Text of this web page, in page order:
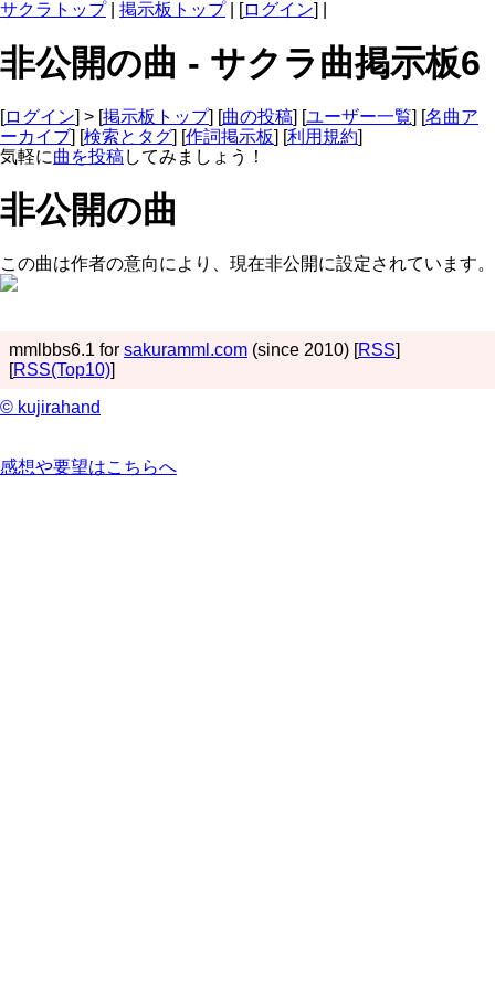
サクラトップ| 掲示板トップ| [ログイン] |
非公開の曲 - サクラ曲掲示板6
[ログイン] > [掲示板トップ] [曲の投稿] [ユーザー一覧] [名曲ア
ーカイブ] [検索とタグ] [作詞掲示板] [利用規約]
気軽に曲を投稿してみましょう！
非公開の曲
この曲は作者の意向により、現在非公開に設定されています。
mmlbbs6.1 for sakuramml.com (since 2010) [RSS]
[RSS(Top10)]
© kujirahand
感想や要望はこちらへ